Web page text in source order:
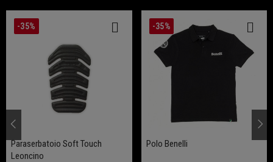
-35%
Paraserbatoio Soft Touch
Leoncino
-35%
Polo Benelli